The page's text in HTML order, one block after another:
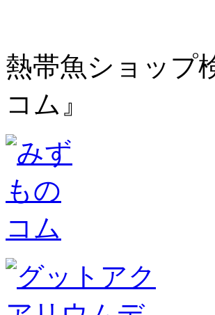
熱帯魚ショップ
コム』